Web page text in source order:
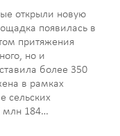
открыли новую
появилась в
притяжения
но и
более 350
в рамках
сельских
млн 184…